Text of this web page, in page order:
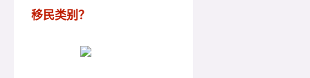
移民类别？